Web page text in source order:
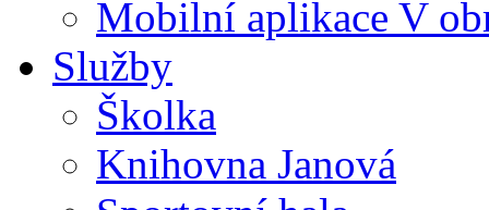
Mobilní aplikace V
Služby
Školka
Knihovna Janová